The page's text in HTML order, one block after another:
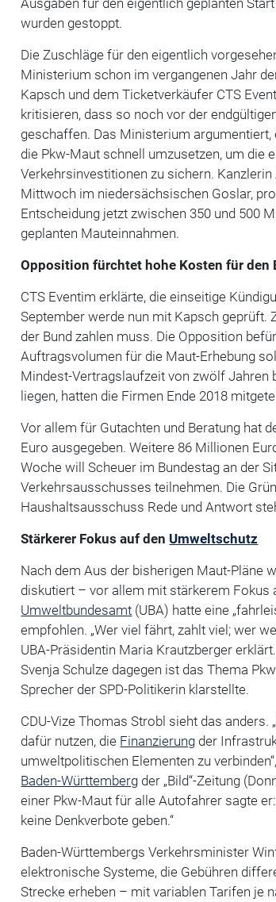
wurden gestoppt.
Die Zuschläge für den eigentlich
Ministerium schon im vergangenen Jahr
Kapsch und dem Ticketverkäufer CTS
kritisieren, dass so noch vor der
geschaffen. Das Ministerium argumentiert,
die Pkw-Maut schnell umzusetzen, um die
Verkehrsinvestitionen zu sichern. Kanzlerin
Mittwoch im niedersächsischen Goslar,
Entscheidung jetzt zwischen 350 und 500
geplanten Mauteinnahmen.
Opposition fürchtet hohe Kosten für den
CTS Eventim erklärte, die einseitige
September werde nun mit Kapsch geprüft.
der Bund zahlen muss. Die Opposition
Auftragsvolumen für die Maut-Erhebung
Mindest-Vertragslaufzeit von zwölf Jahren
liegen, hatten die Firmen Ende 2018
Vor allem für Gutachten und Beratung hat
Euro ausgegeben. Weitere 86 Millionen
Woche will Scheuer im Bundestag an der
Verkehrsausschusses teilnehmen. Die
Haushaltsausschuss Rede und Antwort
Stärkerer Fokus auf den Umweltschutz
Nach dem Aus der bisherigen Maut-Pläne
diskutiert – vor allem mit stärkerem Fokus
Umweltbundesamt (UBA) hatte eine
empfohlen. „Wer viel fährt, zahlt viel; wer
UBA-Präsidentin Maria Krautzberger
Svenja Schulze dagegen ist das Thema
Sprecher der SPD-Politikerin klarstellte.
CDU-Vize Thomas Strobl sieht das anders.
dafür nutzen, die Finanzierung der
umweltpolitischen Elementen zu
Baden-Württemberg der „Bild“-Zeitung
einer Pkw-Maut für alle Autofahrer sagte
keine Denkverbote geben.“
Baden-Württembergs Verkehrsminister
elektronische Systeme, die Gebühren
Strecke erheben – mit variablen Tarifen je